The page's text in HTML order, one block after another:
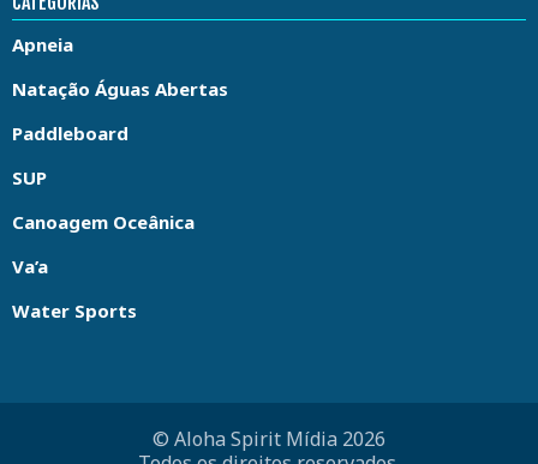
Apneia
Natação Águas Abertas
Paddleboard
SUP
Canoagem Oceânica
Va’a
Water Sports
© Aloha Spirit Mídia 2026